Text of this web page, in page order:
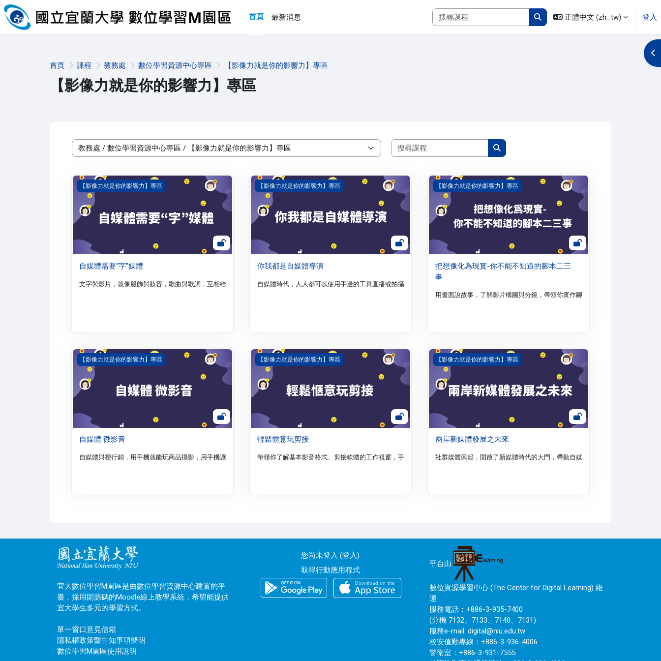
跳至主內容
首頁
最新消息
搜尋課程
搜尋課程
正體中文 ‎(zh_tw)‎ 登入
首頁 課程 教務處 數位學習資源中心專區 【影像力就是你的影響力】專區
【影像力就是你的影響力】專區
開
課程類別
搜尋課程
搜尋課程
自媒體需要“字”媒體
【影像力就是你的影響力】專區
自媒體需要“字”媒體
文字與影片，就像服飾與妝容，歌曲與歌詞，互相給力，彼此加分。影像力與文字力二合一，在做影片時能想像文案，在寫文案時能想像畫面，對於數位行銷的敘事力將是有效的整合與提升。透過本課程的
你我都是自媒體導演
【影像力就是你的影響力】專區
你我都是自媒體導演
自媒體時代，人人都可以使用手邊的工具直播或拍攝影片上傳至各平臺及社群媒體，透過影音，快速分享各種知識、經驗、成果給世界各個角
把想像化為現實-你不能不知道的腳本二三事
【影像力就是你的影響力】專區
把想像化為現實-你不能不知道的腳本二三
事
用畫面說故事，了解影片構圖與分鏡，帶領你實作腳本設計。透過本課程的學
自媒體 微影音
【影像力就是你的影響力】專區
自媒體 微影音
自媒體與梗行銷，用手機就能玩商品攝影，用手機讓你成為封面人物，並分享面對鏡頭說話，肢體技巧。
輕鬆愜意玩剪接
【影像力就是你的影響力】專區
輕鬆愜意玩剪接
帶領你了解基本影音格式、剪接軟體的工作視窗，手把手教你影片剪接技巧，讓你實際進行剪接實務操作。
兩岸新媒體發展之未來
【影像力就是你的影響力】專區
兩岸新媒體發展之未來
社群媒體興起，開啟了新媒體時代的大門，帶動自媒體行銷，活動中還會分享
宜大數位學習M園區是由數位學習資源中心建置的平
臺，採用開源碼的Moodle線上教學系統，希望能提供
宜大學生多元的學習方式。
單一窗口意見信箱
隱私權政策暨告知事項聲明
數位學習M園區使用說明
您尚未登入 (登入)
取得行動應用程式
平台由
數位資源學習中心 (The Center for Digital Learning) 維
運
服務電話：+886-3-935-7400
(分機 7132、7133、7140、7131)
服務e-mail:digital@niu.edu.tw
校安值勤專線：+886-3-936-4006
警衛室：+886-3-931-7555